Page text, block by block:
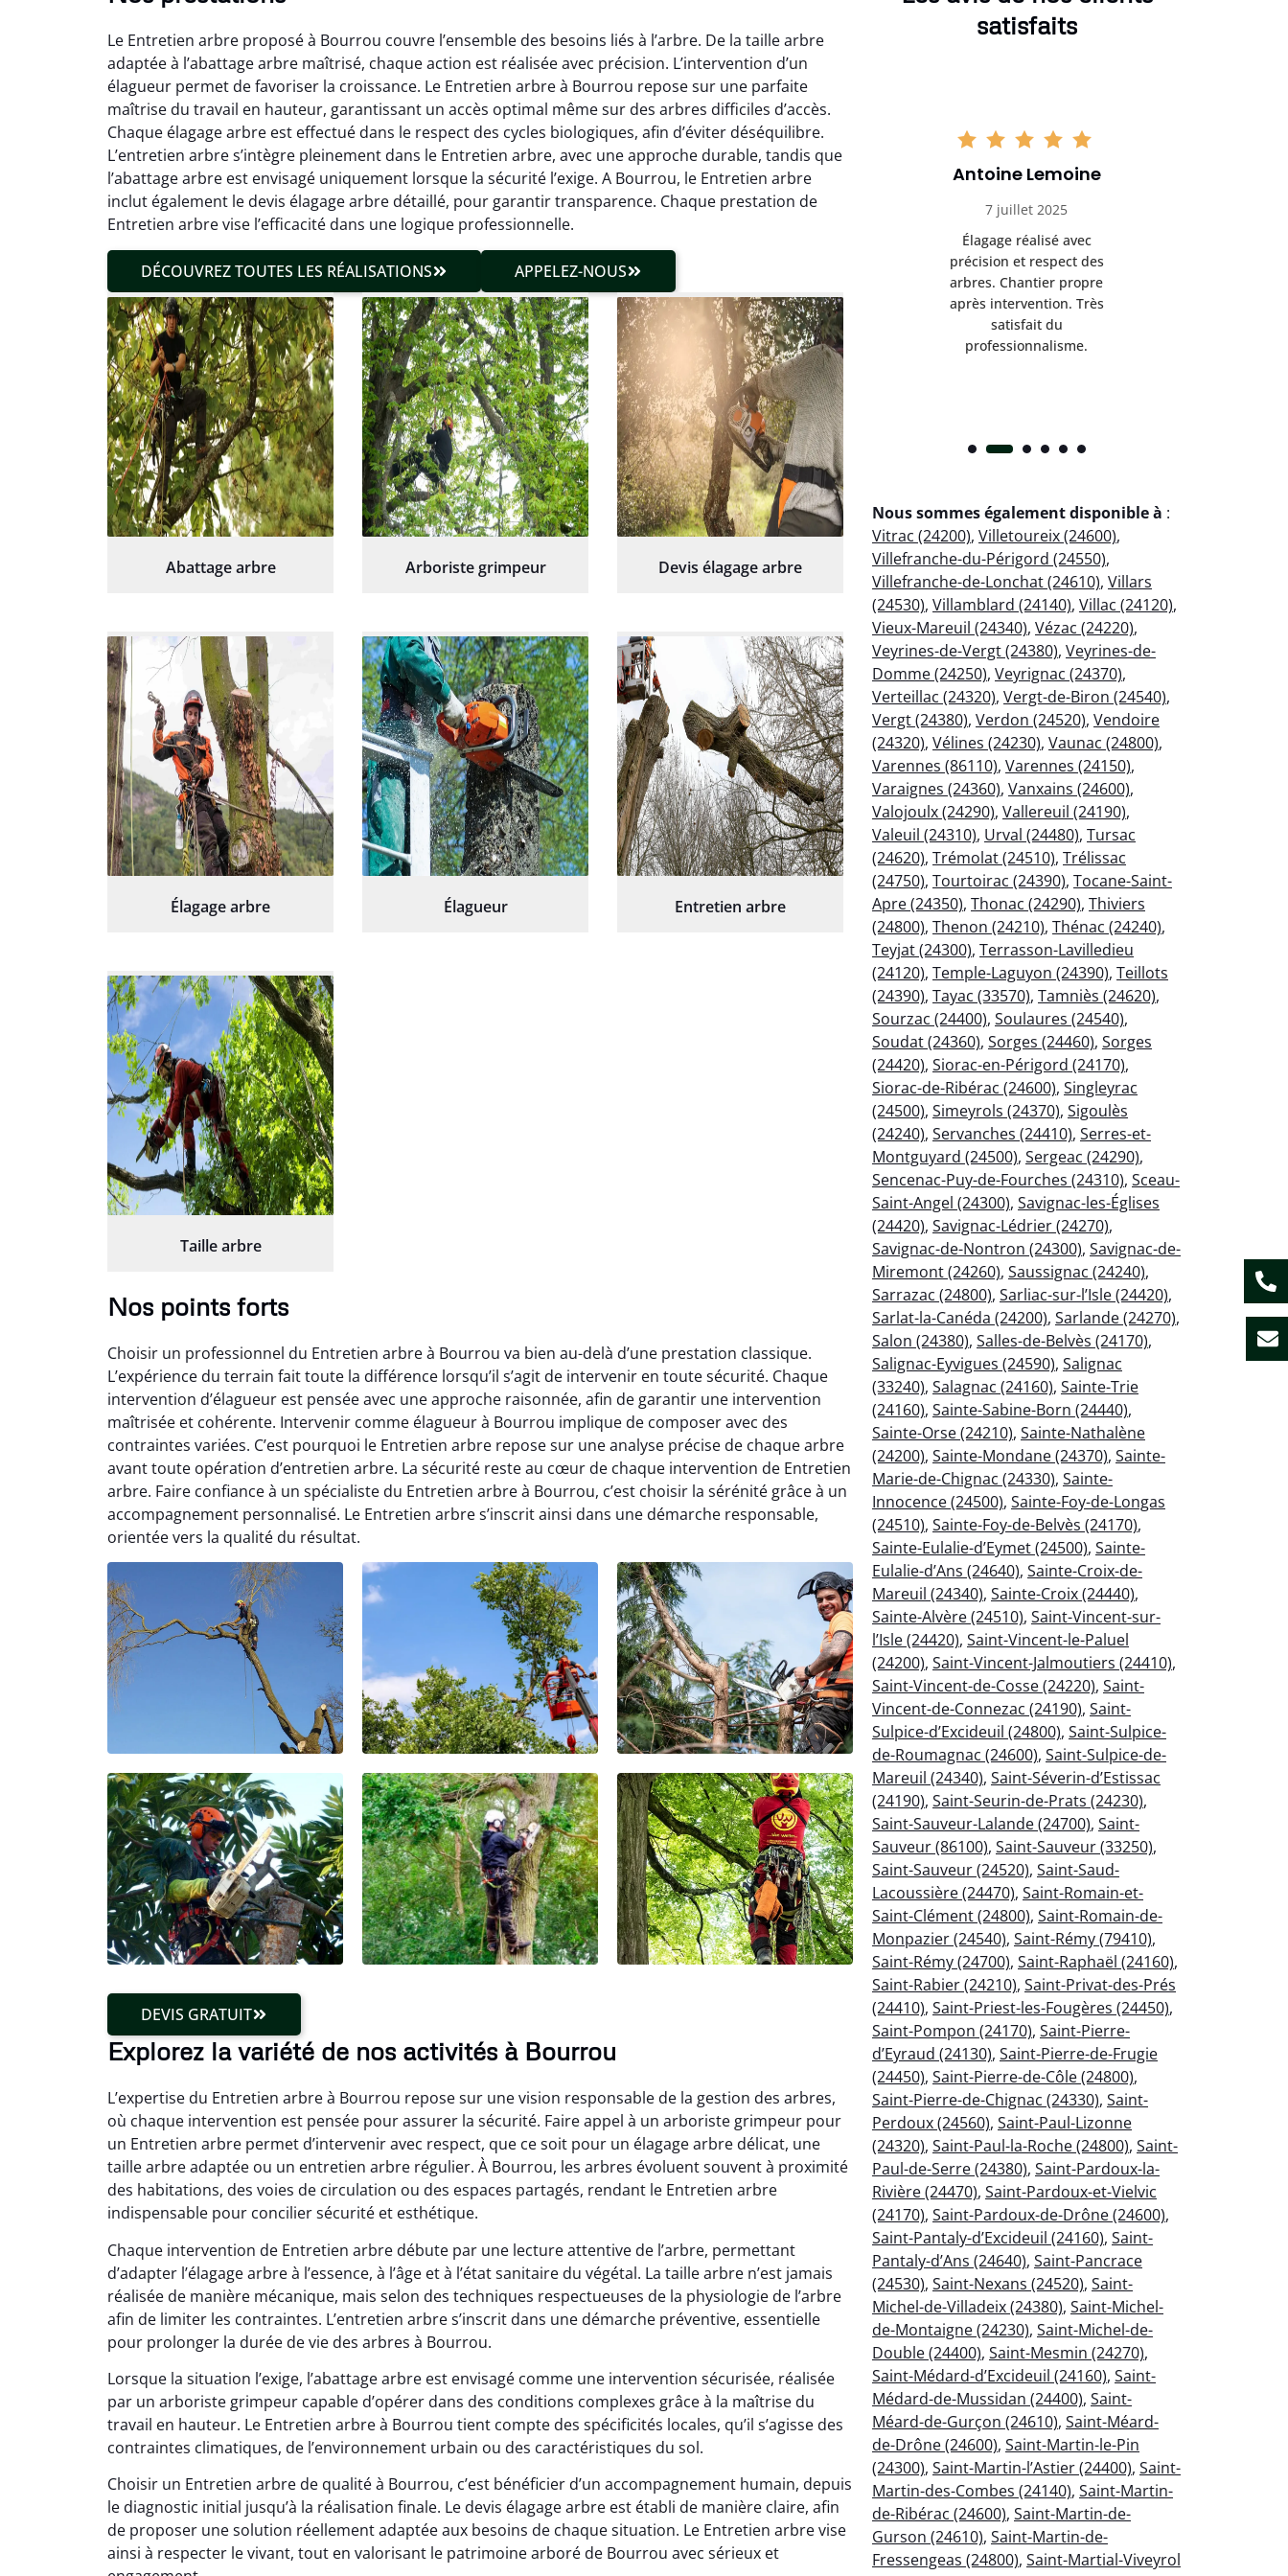
Le Entretien arbre proposé à Bourrou couvre l’ensemble des besoins liés à l’arbre. De la taille arbre
adaptée à l’abattage arbre maîtrisé, chaque action est réalisée avec précision. L’intervention d’un
élagueur permet de favoriser la croissance. Le Entretien arbre à Bourrou repose sur une parfaite
maîtrise du travail en hauteur, garantissant un accès optimal même sur des arbres difficiles d’accès.
Chaque élagage arbre est effectué dans le respect des cycles biologiques, afin d’éviter déséquilibre.
L’entretien arbre s’intègre pleinement dans le Entretien arbre, avec une approche durable, tandis que
l’abattage arbre est envisagé uniquement lorsque la sécurité l’exige. A Bourrou, le Entretien arbre
inclut également le devis élagage arbre détaillé, pour garantir transparence. Chaque prestation de
Entretien arbre vise l’efficacité dans une logique professionnelle.
DÉCOUVREZ TOUTES LES RÉALISATIONS APPELEZ-NOUS
Abattage arbre Arboriste grimpeur Devis élagage arbre
Élagage arbre Élagueur Entretien arbre
Taille arbre
Nos points forts
Choisir un professionnel du Entretien arbre à Bourrou va bien au-delà d’une prestation classique.
L’expérience du terrain fait toute la différence lorsqu’il s’agit de intervenir en toute sécurité. Chaque
intervention d’élagueur est pensée avec une approche raisonnée, afin de garantir une intervention
maîtrisée et cohérente. Intervenir comme élagueur à Bourrou implique de composer avec des
contraintes variées. C’est pourquoi le Entretien arbre repose sur une analyse précise de chaque arbre
avant toute opération d’entretien arbre. La sécurité reste au cœur de chaque intervention de Entretien
arbre. Faire confiance à un spécialiste du Entretien arbre à Bourrou, c’est choisir la sérénité grâce à un
accompagnement personnalisé. Le Entretien arbre s’inscrit ainsi dans une démarche responsable,
orientée vers la qualité du résultat.
DEVIS GRATUIT
Explorez la variété de nos activités à Bourrou
L’expertise du Entretien arbre à Bourrou repose sur une vision responsable de la gestion des arbres,
où chaque intervention est pensée pour assurer la sécurité. Faire appel à un arboriste grimpeur pour
un Entretien arbre permet d’intervenir avec respect, que ce soit pour un élagage arbre délicat, une
taille arbre adaptée ou un entretien arbre régulier. À Bourrou, les arbres évoluent souvent à proximité
des habitations, des voies de circulation ou des espaces partagés, rendant le Entretien arbre
indispensable pour concilier sécurité et esthétique.
Chaque intervention de Entretien arbre débute par une lecture attentive de l’arbre, permettant
d’adapter l’élagage arbre à l’essence, à l’âge et à l’état sanitaire du végétal. La taille arbre n’est jamais
réalisée de manière mécanique, mais selon des techniques respectueuses de la physiologie de l’arbre
afin de limiter les contraintes. L’entretien arbre s’inscrit dans une démarche préventive, essentielle
pour prolonger la durée de vie des arbres à Bourrou.
Lorsque la situation l’exige, l’abattage arbre est envisagé comme une intervention sécurisée, réalisée
par un arboriste grimpeur capable d’opérer dans des conditions complexes grâce à la maîtrise du
travail en hauteur. Le Entretien arbre à Bourrou tient compte des spécificités locales, qu’il s’agisse des
contraintes climatiques, de l’environnement urbain ou des caractéristiques du sol.
Choisir un Entretien arbre de qualité à Bourrou, c’est bénéficier d’un accompagnement humain, depuis
le diagnostic initial jusqu’à la réalisation finale. Le devis élagage arbre est établi de manière claire, afin
de proposer une solution réellement adaptée aux besoins de chaque situation. Le Entretien arbre vise
ainsi à respecter le vivant, tout en valorisant le patrimoine arboré de Bourrou avec sérieux et
satisfaits
Mathieu Roussel
19 décembre 2025
précise malgré des
conditions compliquées. Le
résultat est exactement
conforme à mes attentes.
Julien Caradec
18 juin 2025
propre et parfaitement
maîtrisée. Résultat
impeccable.
Antoine Lemoine
7 juillet 2025
Élagage réalisé avec
précision et respect des
arbres. Chantier propre
après intervention. Très
satisfait du
professionnalisme.
Nous sommes également disponible à :
Vitrac (24200), Villetoureix (24600),
Villefranche-du-Périgord (24550),
Villefranche-de-Lonchat (24610), Villars
(24530), Villamblard (24140), Villac (24120),
Vieux-Mareuil (24340), Vézac (24220),
Veyrines-de-Vergt (24380), Veyrines-de-
Domme (24250), Veyrignac (24370),
Verteillac (24320), Vergt-de-Biron (24540),
Vergt (24380), Verdon (24520), Vendoire
(24320), Vélines (24230), Vaunac (24800),
Varennes (86110), Varennes (24150),
Varaignes (24360), Vanxains (24600),
Valojoulx (24290), Vallereuil (24190),
Valeuil (24310), Urval (24480), Tursac
(24620), Trémolat (24510), Trélissac
(24750), Tourtoirac (24390), Tocane-Saint-
Apre (24350), Thonac (24290), Thiviers
(24800), Thenon (24210), Thénac (24240),
Teyjat (24300), Terrasson-Lavilledieu
(24120), Temple-Laguyon (24390), Teillots
(24390), Tayac (33570), Tamniès (24620),
Sourzac (24400), Soulaures (24540),
Soudat (24360), Sorges (24460), Sorges
(24420), Siorac-en-Périgord (24170),
Siorac-de-Ribérac (24600), Singleyrac
(24500), Simeyrols (24370), Sigoulès
(24240), Servanches (24410), Serres-et-
Montguyard (24500), Sergeac (24290),
Sencenac-Puy-de-Fourches (24310), Sceau-
Saint-Angel (24300), Savignac-les-Églises
(24420), Savignac-Lédrier (24270),
Savignac-de-Nontron (24300), Savignac-de-
Miremont (24260), Saussignac (24240),
Sarrazac (24800), Sarliac-sur-l’Isle (24420),
Sarlat-la-Canéda (24200), Sarlande (24270),
Salon (24380), Salles-de-Belvès (24170),
Salignac-Eyvigues (24590), Salignac
(33240), Salagnac (24160), Sainte-Trie
(24160), Sainte-Sabine-Born (24440),
Sainte-Orse (24210), Sainte-Nathalène
(24200), Sainte-Mondane (24370), Sainte-
Marie-de-Chignac (24330), Sainte-
Innocence (24500), Sainte-Foy-de-Longas
(24510), Sainte-Foy-de-Belvès (24170),
Sainte-Eulalie-d’Eymet (24500), Sainte-
Eulalie-d’Ans (24640), Sainte-Croix-de-
Mareuil (24340), Sainte-Croix (24440),
Sainte-Alvère (24510), Saint-Vincent-sur-
l’Isle (24420), Saint-Vincent-le-Paluel
(24200), Saint-Vincent-Jalmoutiers (24410),
Saint-Vincent-de-Cosse (24220), Saint-
Vincent-de-Connezac (24190), Saint-
Sulpice-d’Excideuil (24800), Saint-Sulpice-
de-Roumagnac (24600), Saint-Sulpice-de-
Mareuil (24340), Saint-Séverin-d’Estissac
(24190), Saint-Seurin-de-Prats (24230),
Saint-Sauveur-Lalande (24700), Saint-
Sauveur (86100), Saint-Sauveur (33250),
Saint-Sauveur (24520), Saint-Saud-
Lacoussière (24470), Saint-Romain-et-
Saint-Clément (24800), Saint-Romain-de-
Monpazier (24540), Saint-Rémy (79410),
Saint-Rémy (24700), Saint-Raphaël (24160),
Saint-Rabier (24210), Saint-Privat-des-Prés
(24410), Saint-Priest-les-Fougères (24450),
Saint-Pompon (24170), Saint-Pierre-
d’Eyraud (24130), Saint-Pierre-de-Frugie
(24450), Saint-Pierre-de-Côle (24800),
Saint-Pierre-de-Chignac (24330), Saint-
Perdoux (24560), Saint-Paul-Lizonne
(24320), Saint-Paul-la-Roche (24800), Saint-
Paul-de-Serre (24380), Saint-Pardoux-la-
Rivière (24470), Saint-Pardoux-et-Vielvic
(24170), Saint-Pardoux-de-Drône (24600),
Saint-Pantaly-d’Excideuil (24160), Saint-
Pantaly-d’Ans (24640), Saint-Pancrace
(24530), Saint-Nexans (24520), Saint-
Michel-de-Villadeix (24380), Saint-Michel-
de-Montaigne (24230), Saint-Michel-de-
Double (24400), Saint-Mesmin (24270),
Saint-Médard-d’Excideuil (24160), Saint-
Médard-de-Mussidan (24400), Saint-
Méard-de-Gurçon (24610), Saint-Méard-
de-Drône (24600), Saint-Martin-le-Pin
(24300), Saint-Martin-l’Astier (24400), Saint-
Martin-des-Combes (24140), Saint-Martin-
de-Ribérac (24600), Saint-Martin-de-
Gurson (24610), Saint-Martin-de-
Fressengeas (24800), Saint-Martial-Viveyrol